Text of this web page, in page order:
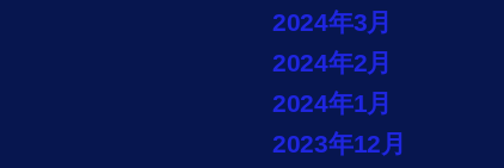
2024年3月
2024年2月
2024年1月
2023年12月